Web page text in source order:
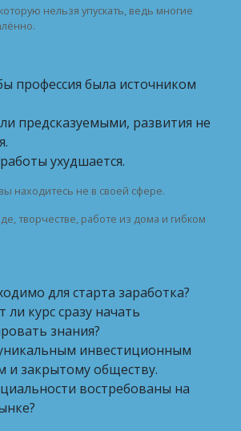
нельзя упускать, ведь многие
профессия была источником
предсказуемыми, развития не
ухудшается.
находитесь не в своей сфере.
творчестве, работе из дома и гибком
для старта заработка?
ли курс сразу начать
знания?
инвестиционным
и закрытому обществу.
востребованы на